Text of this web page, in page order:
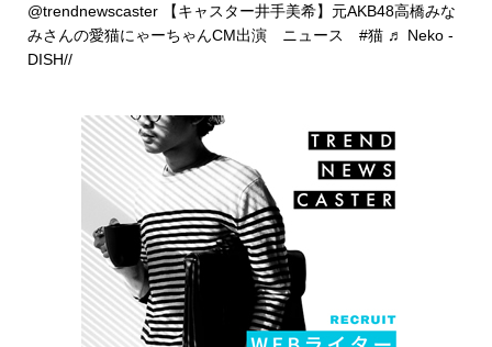
@trendnewscaster【キャスター井手美希】元AKB48高橋みな
みさんの愛猫にゃーちゃんCM出演 ニュース #猫 ♬ Neko -
DISH//